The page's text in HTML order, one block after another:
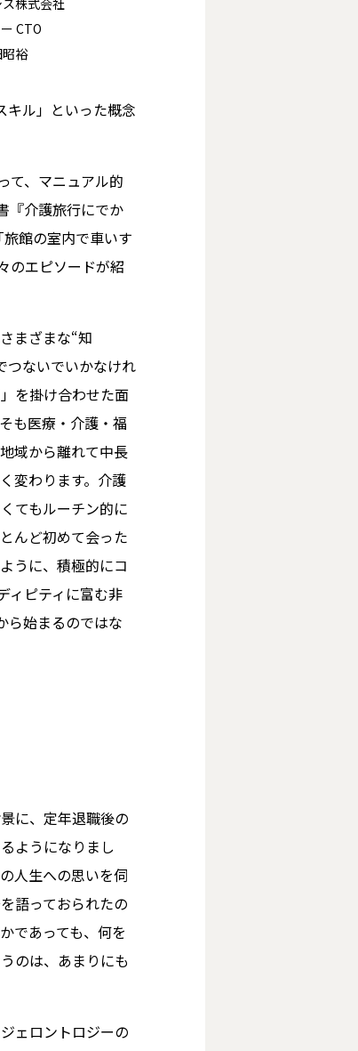
株式会社
CTO
裕
キル」といった概念
て、マニュアル的
『介護旅行にでか
館の室内で車いす
のエピソードが紹
まざまな“知
つないでいかなけれ
を掛け合わせた面
も医療・介護・福
域から離れて中長
変わります。介護
てもルーチン的に
んど初めて会った
うに、積極的にコ
ィピティに富む非
ら始まるのではな
に、定年退職後の
ようになりまし
人生への思いを伺
語っておられたの
であっても、何を
のは、あまりにも
ェロントロジーの